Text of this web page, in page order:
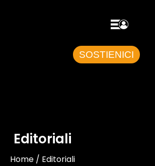
SOSTIENICI
Editoriali
Home / Editoriali